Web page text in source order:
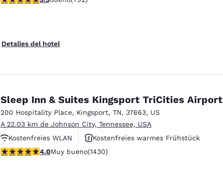
Detalles del hotel
Sleep Inn & Suites Kingsport TriCities Airport
200 Hospitality Place, Kingsport, TN, 37663, US
A 22.03 km de Johnson City, Tennessee, USA
Kostenfreies WLAN
Kostenfreies warmes Frühstück
Haustierfreundlich
Calificación de 4.03 estrellas. Muy bueno. 1430 reseñas
4.0Muy bueno(1430)